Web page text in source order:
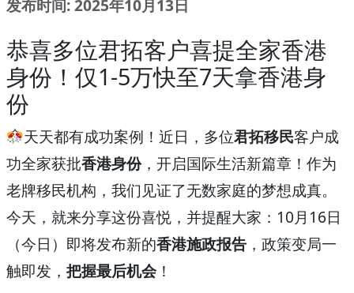
发布时间: 2025年10月13日
恭喜多位君拓客户喜提全家香港
身份！仅1-5万快至7天拿香港身
份
天天都有成功案例！近日，多位君拓移民客户成
功全家获批香港身份，开启国际生活新篇章！作为
老牌移民机构，我们见证了无数家庭的梦想成真。
今天，就来分享这份喜悦，并提醒大家：10月16日
（今日）即将发布新的香港施政报告 ，政策变局一
触即发， 把握最后机会！